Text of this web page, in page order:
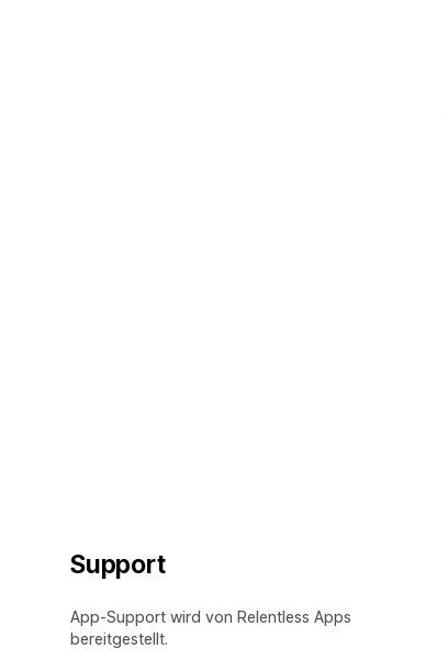
Support
App-Support wird von Relentless Apps
bereitgestellt.